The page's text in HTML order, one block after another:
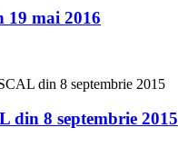
19 mai 2016
din 8 septembrie 2015